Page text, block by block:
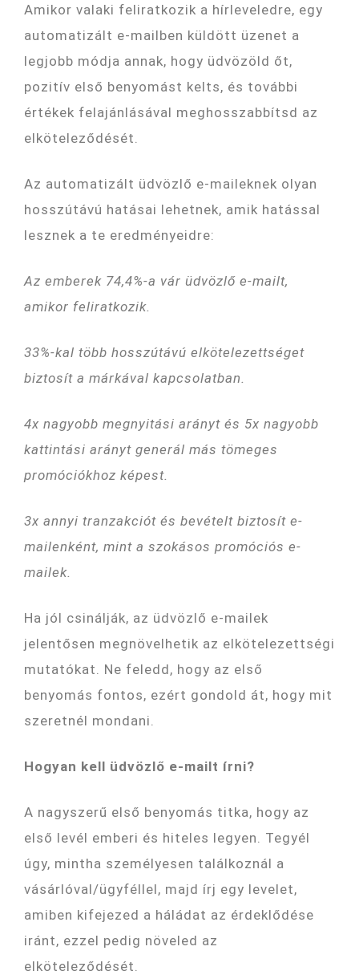
Amikor valaki feliratkozik a hírleveledre, egy
automatizált e-mailben küldött üzenet a
legjobb módja annak, hogy üdvözöld őt,
pozitív első benyomást kelts, és további
értékek felajánlásával meghosszabbítsd az
elköteleződését.
Az automatizált üdvözlő e-maileknek olyan
hosszútávú hatásai lehetnek, amik hatással
lesznek a te eredményeidre:
Az emberek 74,4%-a vár üdvözlő e-mailt,
amikor feliratkozik.
33%-kal több hosszútávú elkötelezettséget
biztosít a márkával kapcsolatban.
4x nagyobb megnyitási arányt és 5x nagyobb
kattintási arányt generál más tömeges
promóciókhoz képest.
3x annyi tranzakciót és bevételt biztosít e-
mailenként, mint a szokásos promóciós e-
mailek.
Ha jól csinálják, az üdvözlő e-mailek
jelentősen megnövelhetik az elkötelezettségi
mutatókat. Ne feledd, hogy az első
benyomás fontos, ezért gondold át, hogy mit
szeretnél mondani.
Hogyan kell üdvözlő e-mailt írni?
A nagyszerű első benyomás titka, hogy az
első levél emberi és hiteles legyen. Tegyél
úgy, mintha személyesen találkoznál a
vásárlóval/ügyféllel, majd írj egy levelet,
amiben kifejezed a háládat az érdeklődése
iránt, ezzel pedig növeled az
elköteleződését.